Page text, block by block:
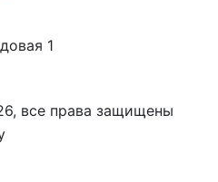
1
все права защищены